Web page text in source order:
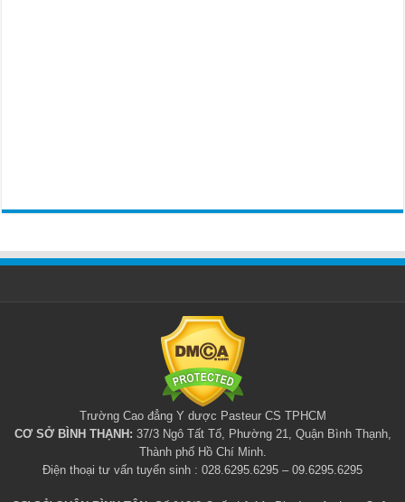
Trường Cao đẳng Y dược Pasteur CS TPHCM
CƠ SỞ BÌNH THẠNH: 37/3 Ngô Tất Tố, Phường 21, Quận Bình Thạnh,
Thành phố Hồ Chí Minh.
Điện thoại tư vấn tuyển sinh : 028.6295.6295 – 09.6295.6295